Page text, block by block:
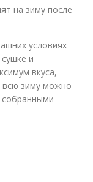
на зиму после
условиях
и
вкуса,
всю зиму можно
собранными